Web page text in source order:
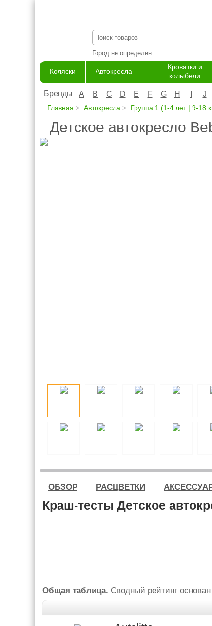
Город не определен
Коляски Автокресла
Кроватки и
колыбели
Бренды A B C D E F G H J
Главная Автокресла Группа 1 (1-4 лет | 9-18
Детское автокресло
ОБЗОР РАСЦВЕТКИ
Краш-тесты Детское
Общая таблица. Сводный рейтинг